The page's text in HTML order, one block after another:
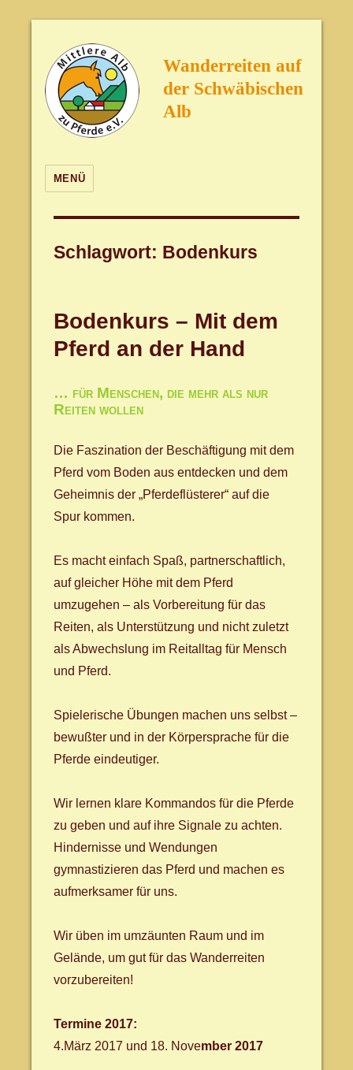
Wanderreiten auf
der Schwäbischen
Alb
MENÜ
Schlagwort: Bodenkurs
Bodenkurs – Mit dem
Pferd an der Hand
… für Menschen, die mehr als nur
Reiten wollen
Die Faszination der Beschäftigung mit dem
Pferd vom Boden aus entdecken und dem
Geheimnis der „Pferdeflüsterer“ auf die
Spur kommen.
Es macht einfach Spaß, partnerschaftlich,
auf gleicher Höhe mit dem Pferd
umzugehen – als Vorbereitung für das
Reiten, als Unterstützung und nicht zuletzt
als Abwechslung im Reitalltag für Mensch
und Pferd.
Spielerische Übungen machen uns selbst –
bewußter und in der Körpersprache für die
Pferde eindeutiger.
Wir lernen klare Kommandos für die Pferde
zu geben und auf ihre Signale zu achten.
Hindernisse und Wendungen
gymnastizieren das Pferd und machen es
aufmerksamer für uns.
Wir üben im umzäunten Raum und im
Gelände, um gut für das Wanderreiten
vorzubereiten!
Termine 2017:
4.März 2017 und 18. November 2017